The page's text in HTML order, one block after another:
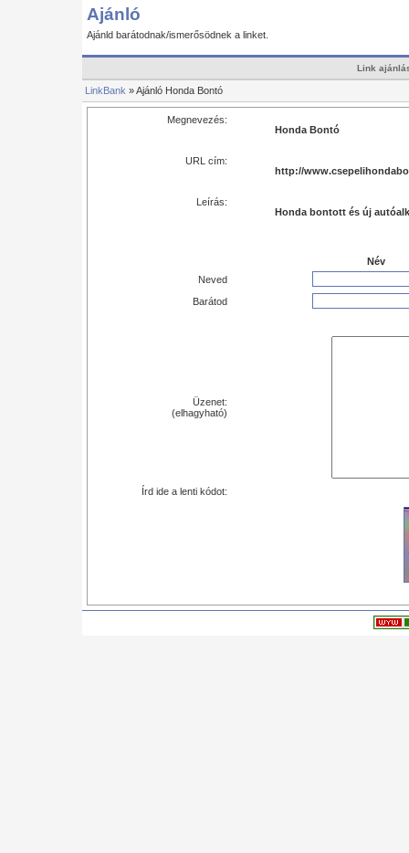
Ajánló
Ajánld barátodnak/ismerősödnek a linket.
Link
LinkBank » Ajánló Honda Bontó
Megnevezés:
Honda Bontó
URL cím:
http://
Leírás:
Honda bontott és új
Név
Neved
Barátod
Üzenet:
(elhagyható)
Írd ide a lenti kódot: